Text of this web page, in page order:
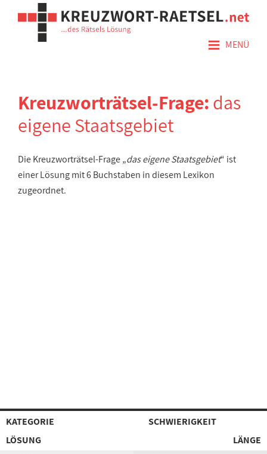
≡ MENÜ
Kreuzworträtsel-Frage:das
eigene Staatsgebiet
Die Kreuzworträtsel-Frage „das eigene Staatsgebiet“ ist
einer Lösung mit 6 Buchstaben in diesem Lexikon
zugeordnet.
KATEGORIE
SCHWIERIGKEIT
LÖSUNG
LÄNGE